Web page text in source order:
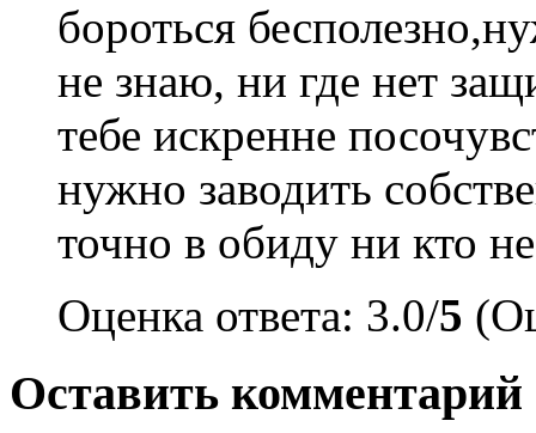
бороться
не знаю, ни где нет
тебе искренне
нужно заводить
точно в обиду ни кто
Оценка ответа: 3.0/5
Оставить комментарий